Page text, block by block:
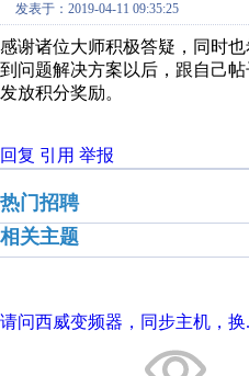
发表于：2019-04-11 09:35:25
感谢诸位大师积极答疑，同时
到问题解决方案以后，跟自己
发放积分奖励。
回复 引用 举报
热门招聘
相关主题
请问西威变频器，同步主机，换